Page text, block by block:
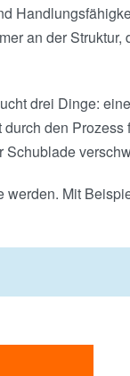
an der
drei Dinge:
den
Schublade
Mit